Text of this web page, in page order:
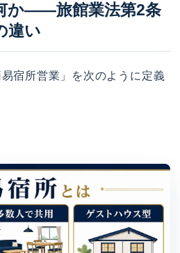
か——旅館業法第2条
違い
宿所営業」を次のように定義